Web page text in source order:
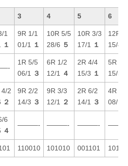
3 4 5 6
1
１
9R 1/1
01/1
１
10R 5/5
28/6 ５
10R 3/3
17/1
１
12R
15/4
1R 5/5
06/1
３
6R 1/2
12/1
４
2R 4/4
15/3 １
5R 1/1
15/5
4/2
２
9R 2/2
14/3 ３
9R 3/3
12/1
２
2R 6/2
14/1
３
4R 3/3
08/1
6
４
———- ———- ———-
110010 101010 001101